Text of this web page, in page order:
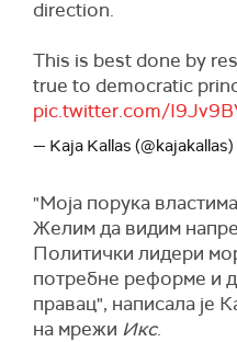
direction.
This is best done by
true to democratic
pic.twitter.com/
— Kaja Kallas (@kajakallas)
"Моја порука
Желим да видим
Политички лидери
потребне реформе и
правац", написала је
на мрежи Икс.